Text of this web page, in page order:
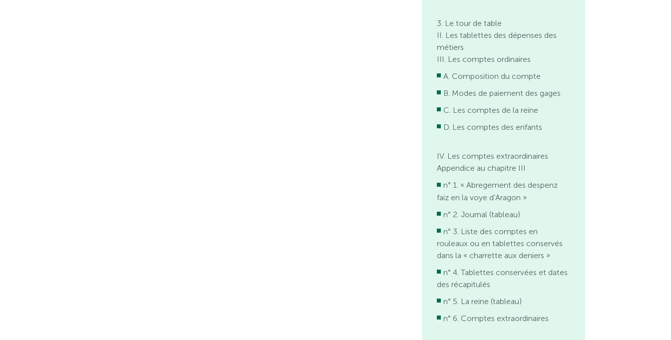
3. Le tour de table
II. Les tablettes des dépenses des
métiers
III. Les comptes ordinaires
A. Composition du compte
B. Modes de paiement des gages
C. Les comptes de la reine
D. Les comptes des enfants
IV. Les comptes extraordinaires
Appendice au chapitre III
n° 1. « Abregement des despenz
faiz en la voye d’Aragon »
n° 2. Journal (tableau)
n° 3. Liste des comptes en
rouleaux ou en tablettes conservés
dans la « charrette aux deniers »
n° 4. Tablettes conservées et dates
des récapitulés
n° 5. La reine (tableau)
n° 6. Comptes extraordinaires